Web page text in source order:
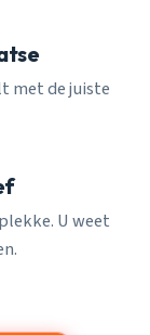
met de juiste
U weet